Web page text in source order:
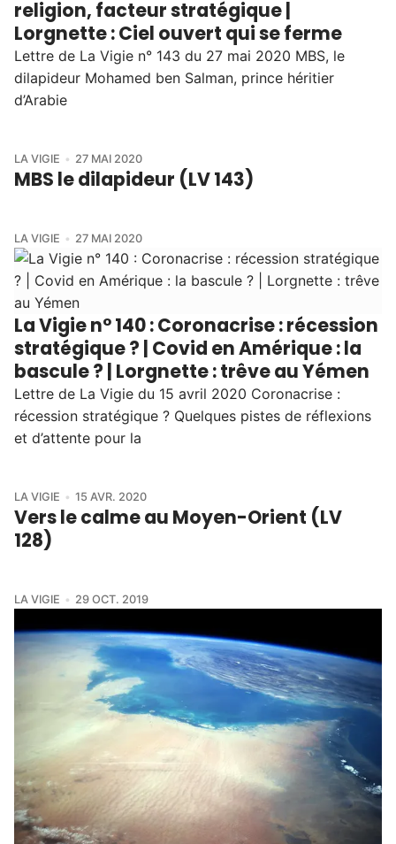
religion, facteur stratégique |
Lorgnette : Ciel ouvert qui se ferme
Lettre de La Vigie n° 143 du 27 mai 2020 MBS, le
dilapideur Mohamed ben Salman, prince héritier
d’Arabie
LA VIGIE 27 MAI 2020
MBS le dilapideur (LV 143)
LA VIGIE 27 MAI 2020
La Vigie n° 140 : Coronacrise : récession
stratégique ? | Covid en Amérique : la
bascule ? | Lorgnette : trêve au Yémen
Lettre de La Vigie du 15 avril 2020 Coronacrise :
récession stratégique ? Quelques pistes de réflexions
et d’attente pour la
LA VIGIE 15 AVR. 2020
Vers le calme au Moyen-Orient (LV
128)
LA VIGIE 29 OCT. 2019